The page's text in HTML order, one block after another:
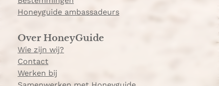
Honeyguide ambassadeurs
Over HoneyGuide
Wie zijn wij?
Contact
Werken bij